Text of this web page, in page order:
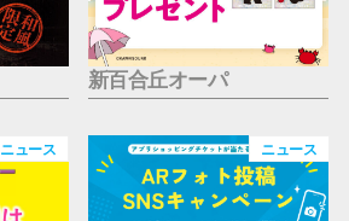
新百合丘オーパ
ニュース ニュース